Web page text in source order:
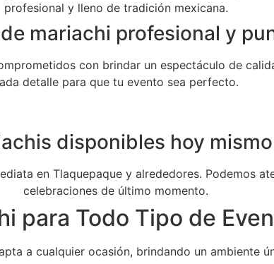
profesional y lleno de tradición mexicana.
mariachi profesional y
con brindar un espectáculo de
detalle para que tu evento sea perfecto.
disponibles hoy mismo
en Tlaquepaque y alrededores. Podemos
celebraciones de último momento.
para Todo Tipo de
a cualquier ocasión, brindando un ambiente